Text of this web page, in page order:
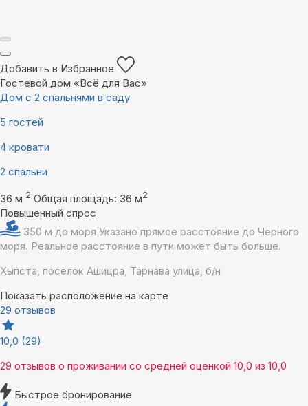
Добавить в Избранное
Гостевой дом «Всё для Вас»
Дом с 2 спальнями в саду
5 гостей
4 кровати
2 спальни
36 м 2 Общая площадь: 36 м2
Повышенный спрос
350 м до моря Указано прямое расстояние до Чёрного
моря. Реальное расстояние в пути может быть больше.
Хыпста, поселок Ашицра, Тарнава улица, б/н
Показать расположение на карте
29 отзывов
10,0 (29)
29 отзывов о проживании со средней оценкой 10,0 из 10,0
Быстрое бронирование